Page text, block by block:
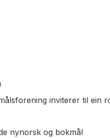
inviterer til ein
nynorsk og bokmål